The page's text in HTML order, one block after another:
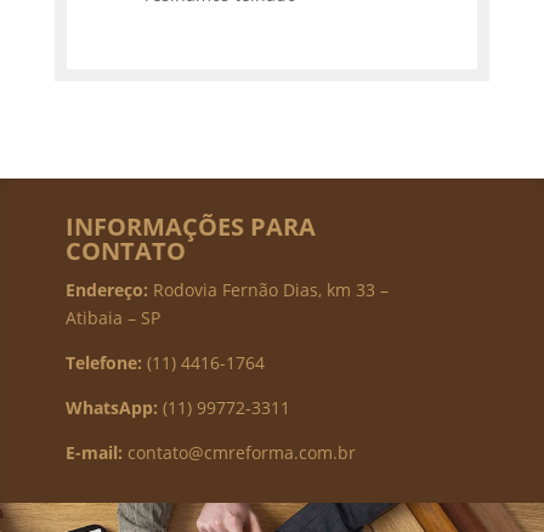
INFORMAÇÕES PARA
CONTATO
Endereço: Rodovia Fernão Dias, km 33 –
Atibaia – SP
Telefone: (11) 4416-1764
WhatsApp: (11) 99772-3311
E-mail: contato@cmreforma.com.br